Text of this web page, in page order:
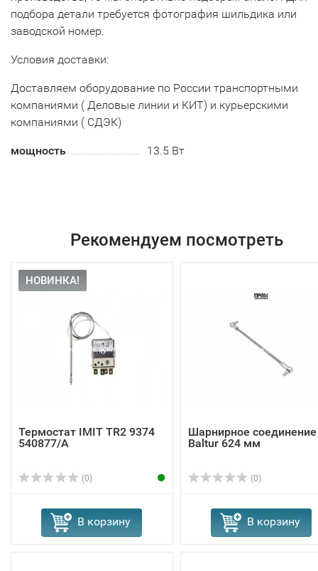
подбора детали требуется фотография шильдика или
заводской номер.
Условия доставки:
Доставляем оборудование по России транспортными
компаниями ( Деловые линии и КИТ) и курьерскими
компаниями ( СДЭК)
мощность 13.5 Вт
Рекомендуем посмотреть
НОВИНКА!
Термостат IMIT TR2 9374
540877/A
(0)
В корзину
Шарнирное соединение
Baltur 624 мм
(0)
В корзину